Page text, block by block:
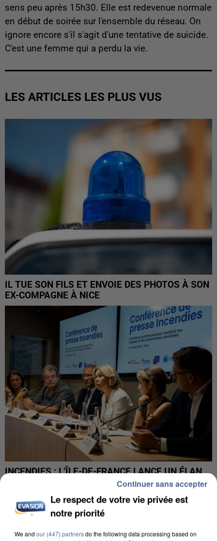
sens peu après 15h30. Elle est redevenue normale
en début de soirée sur l'ensemble du réseau. On
ignore encore s'il s'agit d'une tentative de suicide.
C'est une femme qui a perdu la vie.
LES ARTICLES LES PLUS VUS
IL TUE SON FILS ET ENVOIE DES PHOTOS À SON
EX-COMPAGNE À NICE
INCENDIES : L’ÎLE-DE-FRANCE LANCE UN ÉLAN
DE SOLIDARITÉ AVEC LES...
Le respect de votre vie privée est
notre priorité
We and our (447) partnersdo the following data processing based on
Continuer sans accepter